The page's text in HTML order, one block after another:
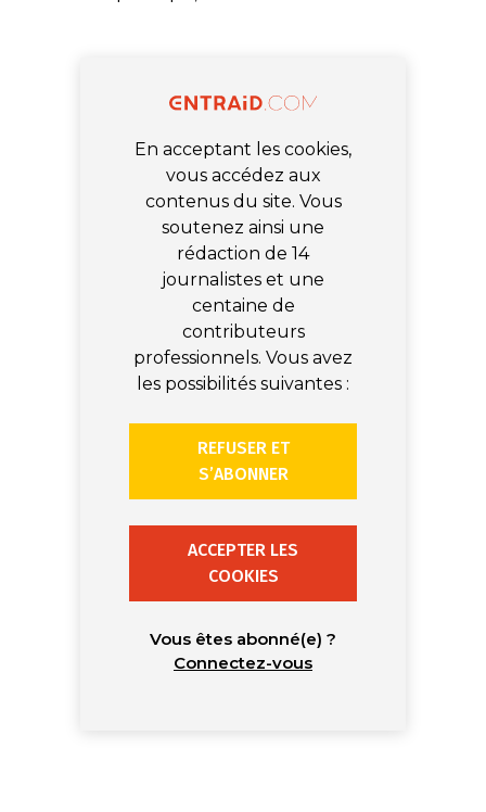
En acceptant les cookies,
vous accédez aux
contenus du site. Vous
soutenez ainsi une
rédaction de 14
journalistes et une
centaine de
contributeurs
professionnels. Vous avez
les possibilités suivantes :
REFUSER ET
S’ABONNER
ACCEPTER LES
COOKIES
Vous êtes abonné(e) ?
Connectez-vous